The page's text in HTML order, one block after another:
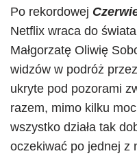
Po rekordowej
Netflix wraca do
Małgorzatę Oliwię
widzów w podróż
ukryte pod pozorami
razem, mimo kilku
wszystko działa tak
oczekiwać po jednej z